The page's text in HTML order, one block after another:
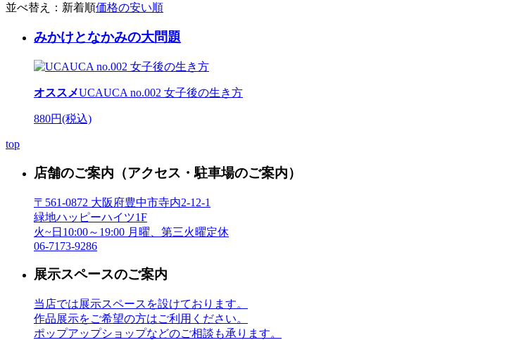
並べ替え： 新着順価格の安い順
みかけとなかみの大問題
オススメUCAUCA no.002 女子後の生き方
880円(税込)
top
店舗のご案内 （アクセス・駐車場のご案内）
〒561-0872 大阪府豊中市寺内2-12-1
緑地ハッピーハイツ1F
火~日10:00～19:00 月曜、第三火曜定休
06-7173-9286
展示スペースのご案内
当店では展示スペースを設けております。
作品展示をご希望の方はご利用ください。
ポップアップショップなどのご相談も承ります。